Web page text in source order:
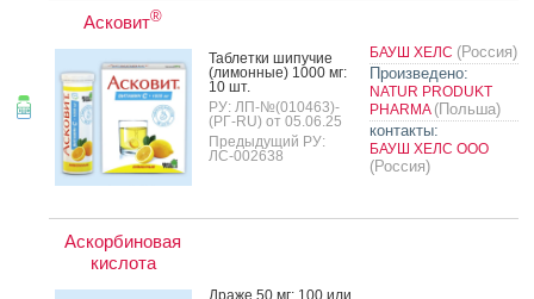
Асковит®
Таб­летки ши­пучие
(ли­мон­ные) 1000 мг:
10 шт.
РУ: ЛП-№(010463)-
(РГ-RU) от 05.06.25
Предыдущий РУ:
ЛС-002638
БАУШ ХЕЛС (Россия)
Произведено:
NATUR PRODUKT
PHARMA (Польша)
контакты:
БАУШ ХЕЛС ООО
(Россия)
Аскорбиновая
кислота
Дра­же 50 мг: 100 или